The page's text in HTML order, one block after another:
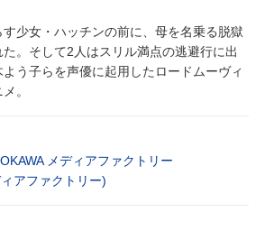
少女・ハッチンの前に、母を名乗る脱獄
。そして2人はスリル満点の逃避行に出
う子らを声優に起用したロードムーヴィ
。
メディアファクトリー
アファクトリー)